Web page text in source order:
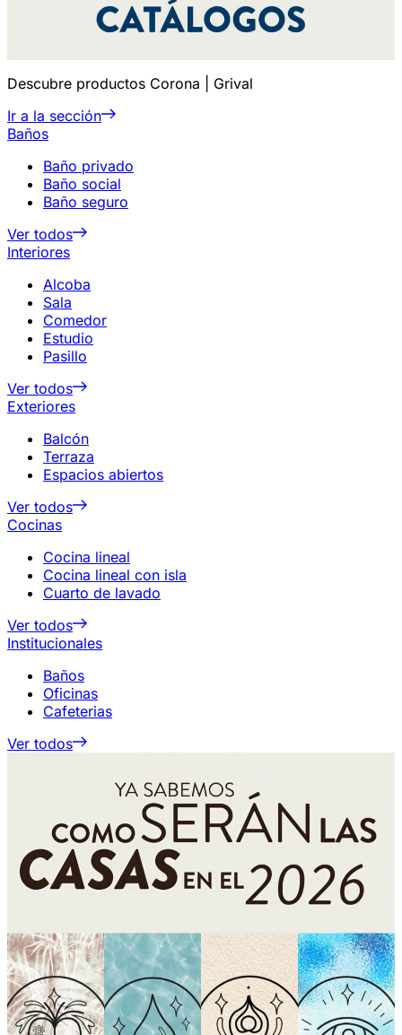
Descubre productos Corona | Grival
Ir a la sección
Baños
Baño privado
Baño social
Baño seguro
Ver todos
Interiores
Alcoba
Sala
Comedor
Estudio
Pasillo
Ver todos
Exteriores
Balcón
Terraza
Espacios abiertos
Ver todos
Cocinas
Cocina lineal
Cocina lineal con isla
Cuarto de lavado
Ver todos
Institucionales
Baños
Oficinas
Cafeterias
Ver todos